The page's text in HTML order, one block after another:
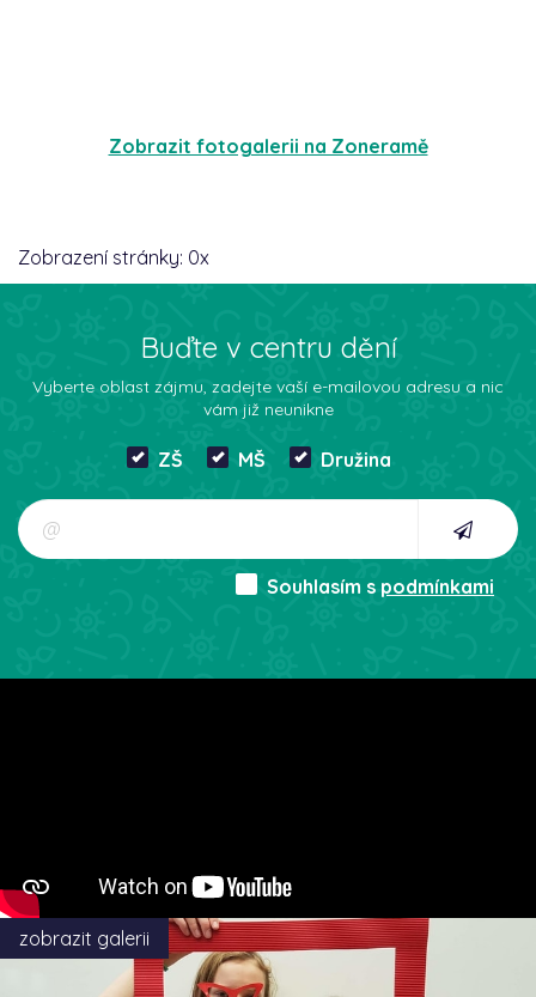
Zobrazit fotogalerii na Zoneramě
Zobrazení stránky: 0x
Buďte v centru dění
Vyberte oblast zájmu, zadejte vaší e-mailovou adresu a nic
vám již neunikne
ZŠ MŠ Družina
Souhlasím s podmínkami
zobrazit galerii